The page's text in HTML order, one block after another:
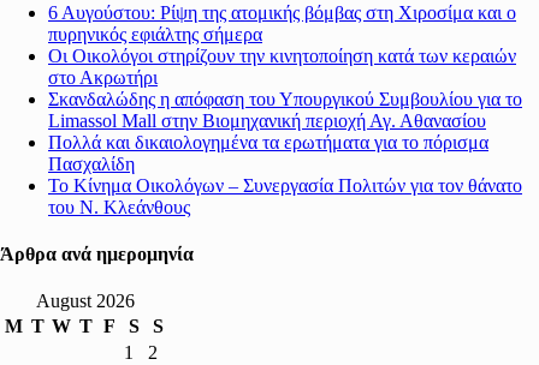
6 Αυγούστου: Ρίψη της ατομικής βόμβας στη Χιροσίμα και ο
πυρηνικός εφιάλτης σήμερα
Οι Οικολόγοι στηρίζουν την κινητοποίηση κατά των κεραιών
στο Ακρωτήρι
Σκανδαλώδης η απόφαση του Υπουργικού Συμβουλίου για το
Limassol Mall στην Βιομηχανική περιοχή Αγ. Αθανασίου
Πολλά και δικαιολογημένα τα ερωτήματα για το πόρισμα
Πασχαλίδη
Το Κίνημα Οικολόγων – Συνεργασία Πολιτών για τον θάνατο
του Ν. Κλεάνθους
Άρθρα ανά ημερομηνία
August 2026
M T W T F S
S
1
2